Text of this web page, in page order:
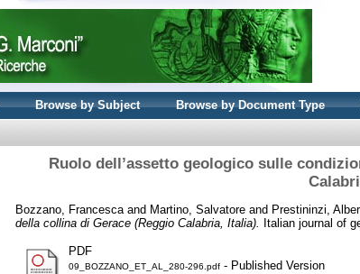
Browse by Subject Browse by Document Type
Ruolo dell’assetto geologico sulle
Bozzano, Francesca and Martino, Salvatore and Prestininzi,
della collina di Gerace (Reggio Calabria, Italia).
Italian journal of
PDF
09_BOZZANO_ET_AL_280-296.pdf - Published Version